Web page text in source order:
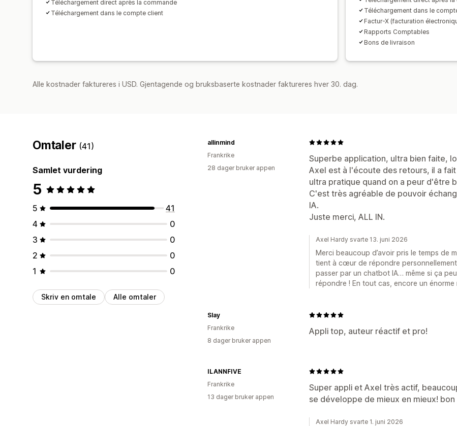
Téléchargement direct après la commande
Téléchargement dans le compte client
Téléchargement dans le
Factur-X (facturation
Rapports Comptables
Bons de livraison
Alle kostnader faktureres i USD. Gjentagende og bruksbaserte kostnader faktureres hver 30. dag.
Omtaler (41)
Samlet vurdering
5
5
41
4
0
3
0
2
0
1
0
Skriv en omtale Alle omtaler
Superbe application, ultra bien faite,
Axel est à l'écoute des retours, il a
ultra pratique quand on a peur d'être
C'est très agréable de pouvoir
IA.
Juste merci, ALL IN.
allinmind
Frankrike
28 dager bruker appen
Axel Hardy svarte 13. juni 2026
Merci beaucoup d’avoir pris le temps de
tient à cœur de répondre
passer par un chatbot IA… même si ça
répondre ! En tout cas, encore un
Appli top, auteur réactif et pro!
Slay
Frankrike
8 dager bruker appen
Super appli et Axel très actif,
se développe de mieux en mieux!
ILANNFIVE
Frankrike
13 dager bruker appen
Axel Hardy svarte 1. juni 2026